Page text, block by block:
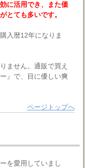
に活用でき、また価
とても多いです。
入暦12年になりま
ません。通販で買え
』で、目に優しい爽
ページトップへ
を愛用していまし